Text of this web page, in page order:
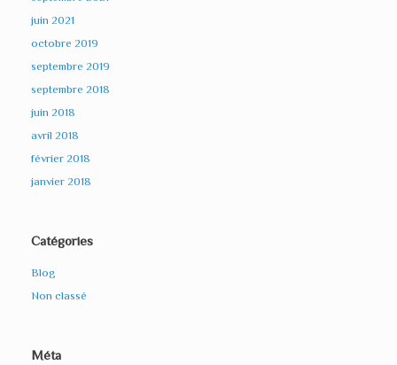
juin 2021
octobre 2019
septembre 2019
septembre 2018
juin 2018
avril 2018
février 2018
janvier 2018
Catégories
Blog
Non classé
Méta